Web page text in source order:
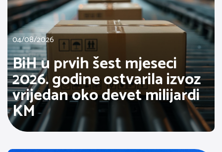
04/08/2026
BiH u prvih šest mjeseci
2026. godine ostvarila izvoz
vrijedan oko devet milijardi
KM